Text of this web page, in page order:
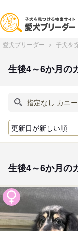
愛犬ブリーダー 子犬を
生後4～6か月の
生後4～6か月の